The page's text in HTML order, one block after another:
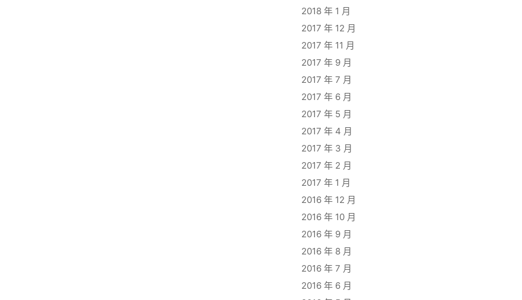
2018 年 1 月
2017 年 12 月
2017 年 11 月
2017 年 9 月
2017 年 7 月
2017 年 6 月
2017 年 5 月
2017 年 4 月
2017 年 3 月
2017 年 2 月
2017 年 1 月
2016 年 12 月
2016 年 10 月
2016 年 9 月
2016 年 8 月
2016 年 7 月
2016 年 6 月